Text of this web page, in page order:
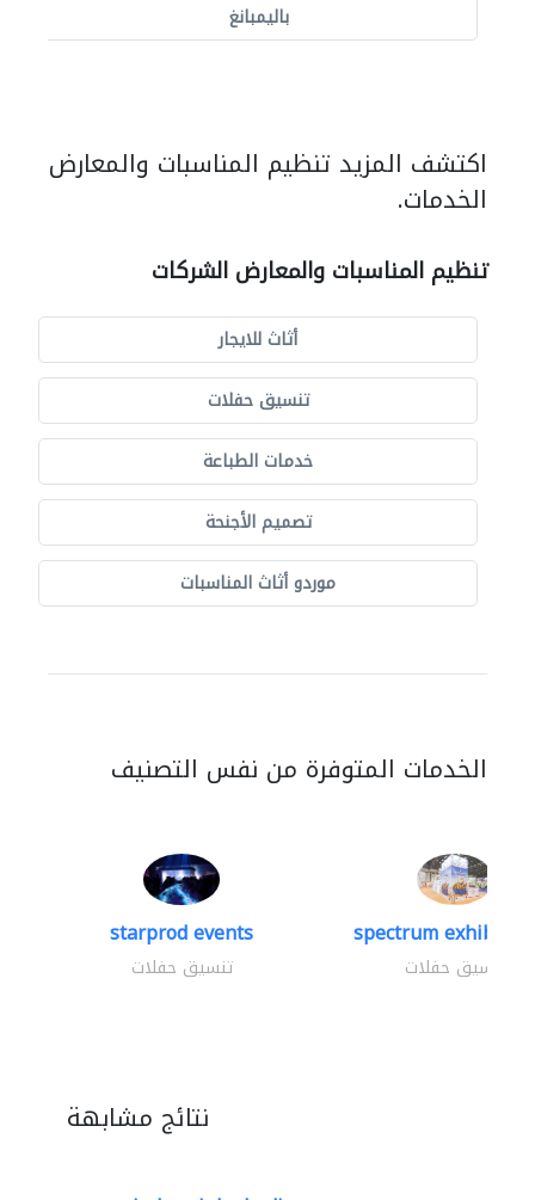
باليمبانغ
اكتشف المزيد تنظيم المناسبات والمعارض
الخدمات.
تنظيم المناسبات والمعارض الشركات
أثاث للايجار
تنسيق حفلات
خدمات الطباعة
تصميم الأجنحة
موردو أثاث المناسبات
الخدمات المتوفرة من نفس التصنيف
starprod events
تنسيق حفلات
spectrum
تنسيق حفلات
نتائج مشابهة